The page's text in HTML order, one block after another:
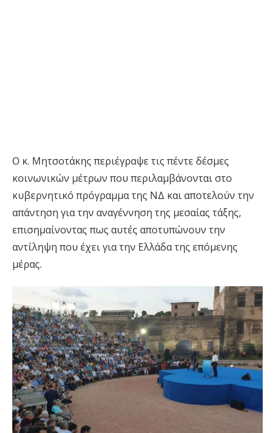
Ο κ. Μητσοτάκης περιέγραψε τις πέντε δέσμες
κοινωνικών μέτρων που περιλαμβάνονται στο
κυβερνητικό πρόγραμμα της ΝΔ και αποτελούν την
απάντηση για την αναγέννηση της μεσαίας τάξης,
επισημαίνοντας πως αυτές αποτυπώνουν την
αντίληψη που έχει για την Ελλάδα της επόμενης
μέρας.